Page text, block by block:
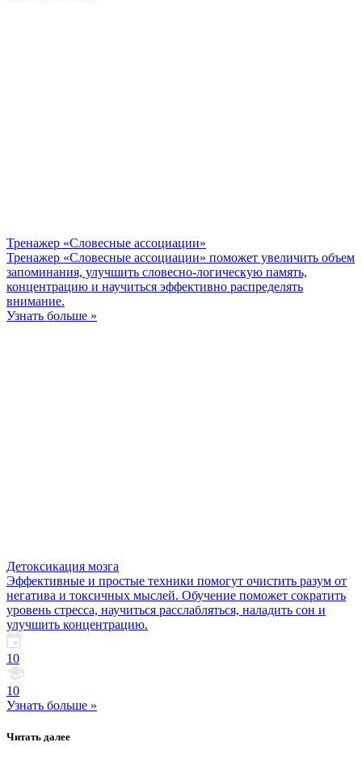
Тренажер «Словесные ассоциации»
Тренажер «Словесные ассоциации» поможет увеличить объем
запоминания, улучшить словесно-логическую память,
концентрацию и научиться эффективно распределять
внимание.
Узнать больше »
Детоксикация мозга
Эффективные и простые техники помогут очистить разум от
негатива и токсичных мыслей. Обучение поможет сократить
уровень стресса, научиться расслабляться, наладить сон и
улучшить концентрацию.
10
10
Узнать больше »
Читать далее